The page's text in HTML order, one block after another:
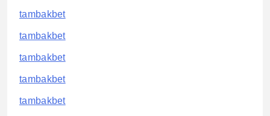
tambakbet
tambakbet
tambakbet
tambakbet
tambakbet